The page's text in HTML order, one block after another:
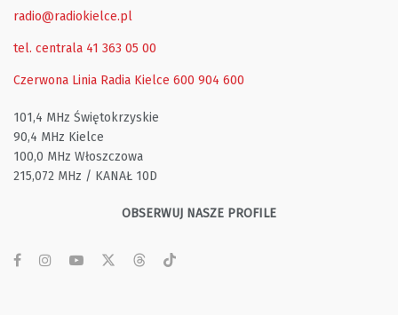
radio@radiokielce.pl
tel. centrala 41 363 05 00
Czerwona Linia Radia Kielce 600 904 600
101,4 MHz Świętokrzyskie
90,4 MHz Kielce
100,0 MHz Włoszczowa
215,072 MHz / KANAŁ 10D
OBSERWUJ NASZE PROFILE